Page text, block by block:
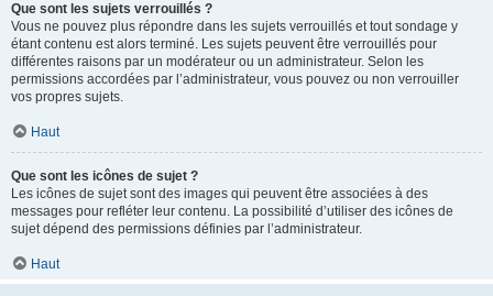
Que sont les sujets verrouillés ?
Vous ne pouvez plus répondre dans les sujets verrouillés et tout sondage y
étant contenu est alors terminé. Les sujets peuvent être verrouillés pour
différentes raisons par un modérateur ou un administrateur. Selon les
permissions accordées par l’administrateur, vous pouvez ou non verrouiller
vos propres sujets.
Haut
Que sont les icônes de sujet ?
Les icônes de sujet sont des images qui peuvent être associées à des
messages pour refléter leur contenu. La possibilité d’utiliser des icônes de
sujet dépend des permissions définies par l’administrateur.
Haut